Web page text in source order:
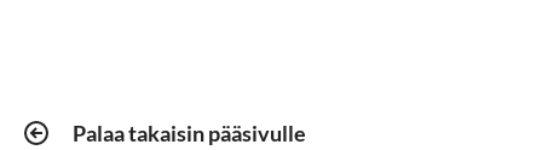
Palaa takaisin pääsivulle